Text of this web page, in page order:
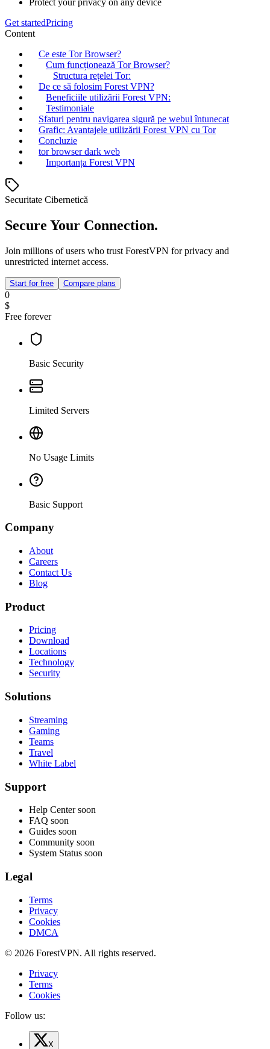
Get startedPricing
Content
Ce este Tor Browser?
Cum funcționează Tor Browser?
Structura rețelei Tor:
De ce să folosim Forest VPN?
Beneficiile utilizării Forest VPN:
Testimoniale
Sfaturi pentru navigarea sigură pe webul întunecat
Grafic: Avantajele utilizării Forest VPN cu Tor
Concluzie
tor browser dark web
Importanța Forest VPN
Securitate Cibernetică
Secure Your Connection.
Join millions of users who trust ForestVPN for privacy and
unrestricted internet access.
Start for free Compare plans
0
$
Free forever
Basic Security
Limited Servers
No Usage Limits
Basic Support
Company
About
Careers
Contact Us
Blog
Product
Pricing
Download
Locations
Technology
Security
Solutions
Streaming
Gaming
Teams
Travel
White Label
Support
Help Center soon
FAQ soon
Guides soon
Community soon
System Status soon
Legal
Terms
Privacy
Cookies
DMCA
© 2026 ForestVPN. All rights reserved.
Privacy
Terms
Cookies
Follow us:
X